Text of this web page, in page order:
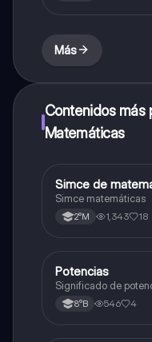
Más
Contenidos más
Matemáticas
Matemáticas
Simce de
Simce matemáticas
2°M 1,343 18
Matemáticas
Potencias
Significado de
8°B 546 4